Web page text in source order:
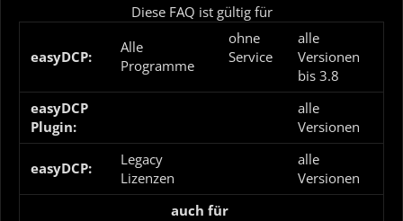
Diese FAQ ist gültig für
easyDCP:
Alle
Programme
ohne
Service
alle
Versionen
bis 3.8
easyDCP
Plugin:
alle
Versionen
easyDCP:
Legacy
Lizenzen
alle
Versionen
auch für